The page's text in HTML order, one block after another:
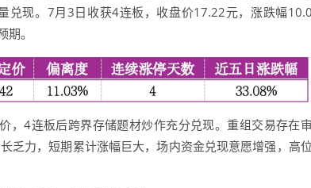
兑现。7月3日收获4连板，收盘价17.22元，涨跌幅10.0
。
4连板后跨界存储题材炒作充分兑现。重组交易存在审
乏力，短期累计涨幅巨大，场内资金兑现意愿增强，高位